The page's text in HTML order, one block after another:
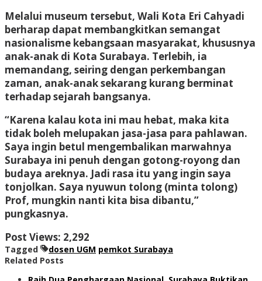
Melalui museum tersebut, Wali Kota Eri Cahyadi
berharap dapat membangkitkan semangat
nasionalisme kebangsaan masyarakat, khususnya
anak-anak di Kota Surabaya. Terlebih, ia
memandang, seiring dengan perkembangan
zaman, anak-anak sekarang kurang berminat
terhadap sejarah bangsanya.
“Karena kalau kota ini mau hebat, maka kita
tidak boleh melupakan jasa-jasa para pahlawan.
Saya ingin betul mengembalikan marwahnya
Surabaya ini penuh dengan gotong-royong dan
budaya areknya. Jadi rasa itu yang ingin saya
tonjolkan. Saya nyuwun tolong (minta tolong)
Prof, mungkin nanti kita bisa dibantu,”
pungkasnya.
Post Views: 2,292
Tagged dosen UGM pemkot Surabaya
Related Posts